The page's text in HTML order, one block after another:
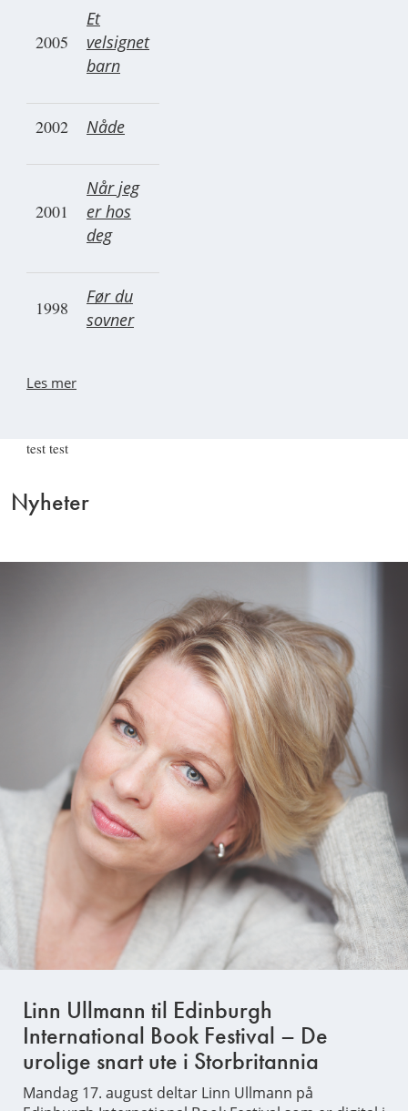
2005
Et
velsignet
barn
2002 Nåde
2001
Når jeg
er hos
deg
1998
Før du
sovner
Les mer
test test
Nyheter
Linn Ullmann til Edinburgh
International Book Festival – De
urolige snart ute i Storbritannia
Mandag 17. august deltar Linn Ullmann på